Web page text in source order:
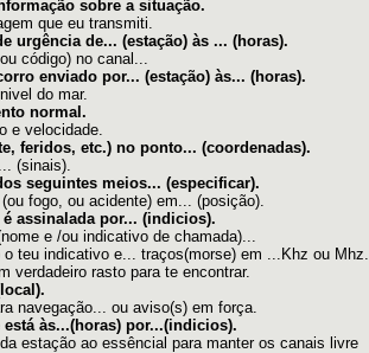
sobre a situação.
que eu transmiti.
urgência de... (estação) às ... (horas).
código) no canal...
enviado por... (estação) às... (horas).
do mar.
normal.
e velocidade.
feridos, etc.) no ponto... (coordenadas).
(sinais).
seguintes meios... (especificar).
fogo, ou acidente) em... (posição).
assinalada por... (indicios).
e /ou indicativo de chamada)...
o teu indicativo e... traços(morse) em ...Khz ou Mhz.
verdadeiro rasto para te encontrar.
navegação... ou aviso(s) em força.
às...(horas) por...(indicios).
estação ao essêncial para manter os canais livre